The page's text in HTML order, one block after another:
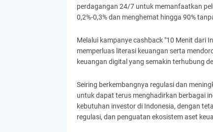
perdagangan 24/7 untuk memanfaatkan
0,2%-0,3% dan menghemat hingga 90%
Melalui kampanye cashback "10 Menit dari
memperluas literasi keuangan serta
keuangan digital yang semakin terhubung
Seiring berkembangnya regulasi dan
untuk dapat terus menghadirkan berbagai
kebutuhan investor di Indonesia, dengan
regulasi, dan penguatan ekosistem aset